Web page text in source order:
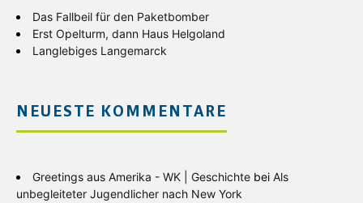
Das Fallbeil für den Paketbomber
Erst Opelturm, dann Haus Helgoland
Langlebiges Langemarck
NEUESTE KOMMENTARE
Greetings aus Amerika - WK | Geschichte bei Als
unbegleiteter Jugendlicher nach New York